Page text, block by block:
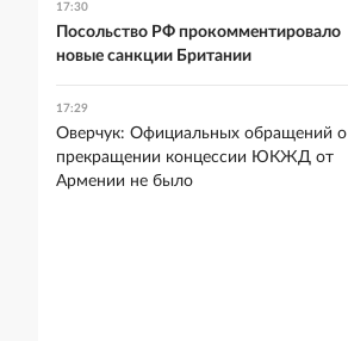
17:30
Посольство РФ прокомментировало
новые санкции Британии
17:29
Оверчук: Официальных обращений о
прекращении концессии ЮКЖД от
Армении не было